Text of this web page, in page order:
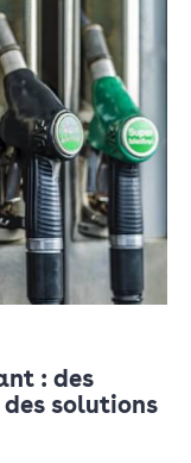
: des
solutions